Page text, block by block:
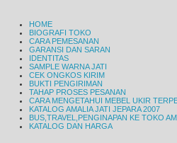
HOME
BIOGRAFI TOKO
CARA PEMESANAN
GARANSI DAN SARAN
IDENTITAS
SAMPLE WARNA JATI
CEK ONGKOS KIRIM
BUKTI PENGIRIMAN
TAHAP PROSES PESANAN
CARA MENGETAHUI MEBEL UKIR
KATALOG AMALIA JATI JEPARA 2007
BUS,TRAVEL,PENGINAPAN KE TOKO
KATALOG DAN HARGA